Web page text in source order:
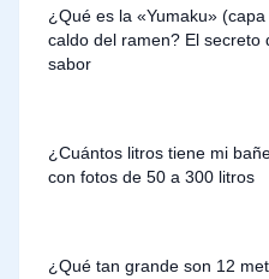
¿Qué es la «Yumaku»
caldo del ramen? El secreto
sabor
¿Cuántos litros tiene mi
con fotos de 50 a 300 litros
¿Qué tan grande son 12